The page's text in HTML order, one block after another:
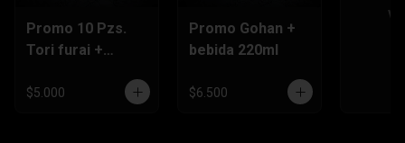
Promo 10 Pzs.
Tori furai +
$5.000
Promo Gohan +
bebida 220ml
$6.500